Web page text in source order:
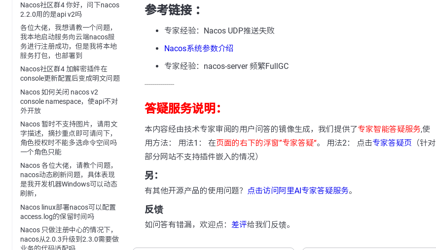
Nacos社区群4 你好，问下nacos
2.2.0用的是api v2吗
各位大佬，我想请教一个问题，
我本地启动服务向云端nacos服
务进行注册成功，但是我将本地
服务打包，也部署到
Nacos社区群4 加解密插件在
console更新配置后变成明文问题
Nacos 如何关闭 nacos v2
console namespace，使api不对
外开放
Nacos 暂时不支持图片，请用文
字描述，摘抄重点即可请问下，
角色授权时不能多选命令空间吗
一个角色只能
Nacos 各位大佬，请教个问题，
nacos动态刷新问题，具体表现
是我开发机器Windows可以动态
刷新，
Nacos linux部署nacos可以配置
access.log的保留时间吗
Nacos 只做注册中心的情况下，
nacos从2.0.3升级到2.3.0需要做
参考链接 ：
专家经验：Nacos UDP推送失败
Nacos系统参数介绍
专家经验：nacos-server 频繁FullGC
---------------
答疑服务说明：
本内容经由技术专家审阅的用户问答的镜像生成，我们提供了专家智能答疑服务,使
用方法： 用法1： 在页面的右下的浮窗”专家答疑“。 用法2： 点击专家答疑页 （针对
部分网站不支持插件嵌入的情况）
另：
有其他开源产品的使用问题？ 点击访问阿里AI专家答疑服务。
反馈
如问答有错漏，欢迎点： 差评给我们反馈。